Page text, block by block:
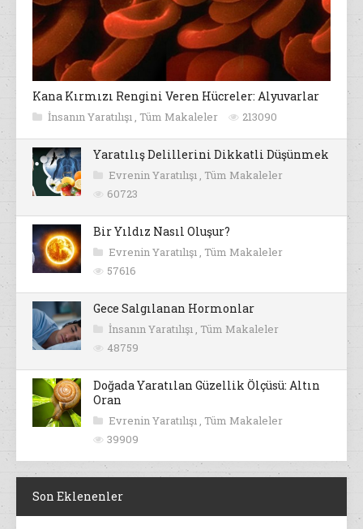
Kana Kırmızı Rengini Veren Hücreler: Alyuvarlar
İnsanın Yaratılışı , Tüm Makaleler 213090
Yaratılış Delillerini Dikkatli Düşünmek
Evrenin Yaratılışı , Tüm Makaleler
60723
Bir Yıldız Nasıl Oluşur?
Evrenin Yaratılışı , Tüm Makaleler
57616
Gece Salgılanan Hormonlar
İnsanın Yaratılışı , Tüm Makaleler
48759
Doğada Yaratılan Güzellik Ölçüsü: Altın
Oran
Evrenin Yaratılışı , Tüm Makaleler
39909
Son Eklenenler